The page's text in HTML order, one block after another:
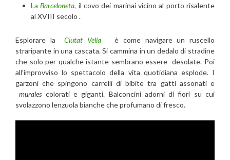
LaBarceloneta, il covo dei marinai vicino al porto risalente
al XVIII secolo .
Esplorare laCiutat Vella
è come navigare un ruscello
straripante in una cascata. Si cammina in un dedalo di stradine
che solo per qualche istante sembrano essere desolate. Poi
all’improvviso lo spettacolo della vita quotidiana esplode. I
garzoni che spingono carrelli di bibite tra gatti assonati e
murales colorati e giganti. Balconcini adorni di fiori su cui
svolazzono lenzuola bianche che profumano di fresco.